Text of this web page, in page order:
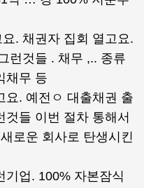
. 채권자 집회 열고요.
런것들 . 채무 ,.. 종류
채무 등
요. 예전ㅇ 대출채권 출
들 이번 절차 통해서
로운 회사로 탄생시킨
기업. 100% 자본잠식